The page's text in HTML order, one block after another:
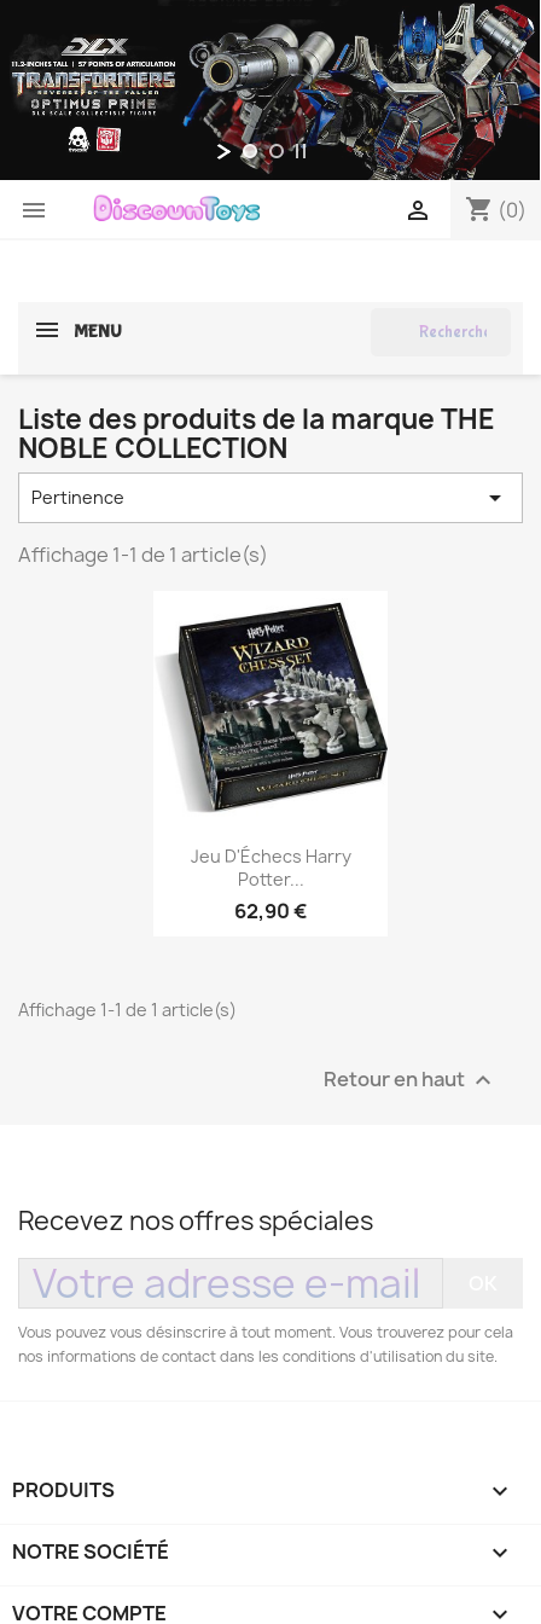
 shopping_cart (0)

MENU
Liste des produits de la marque THE
NOBLE COLLECTION
Pertinence 
Affichage 1-1 de 1 article(s)
Aperçu rapide
Jeu D'Échecs Harry
Potter...
62,90 €
Affichage 1-1 de 1 article(s)
Retour en haut 
Recevez nos offres spéciales
Vous pouvez vous désinscrire à tout moment. Vous trouverez pour cela
nos informations de contact dans les conditions d'utilisation du site.
PRODUITS 
NOTRE SOCIÉTÉ 
VOTRE COMPTE 